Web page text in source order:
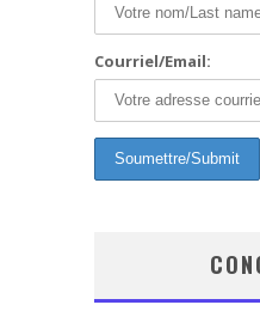
Courriel/Email: